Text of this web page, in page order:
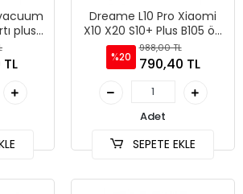
plus
Dreame L10 Pro Xiaomi
X10 X20 S10+ Plus B105 ön
tekerlek
%20
988,00 TL
790,40 TL
Adet
SEPETE EKLE